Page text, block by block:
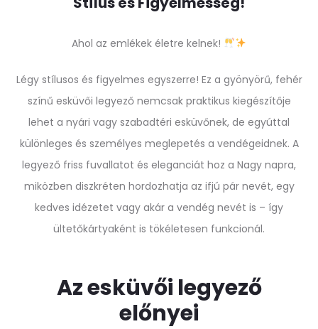
Ahol az emlékek életre kelnek!
Légy stílusos és figyelmes egyszerre! Ez a gyönyörű, fehér
színű esküvői legyező nemcsak praktikus kiegészítője
lehet a nyári vagy szabadtéri esküvőnek, de egyúttal
különleges és személyes meglepetés a vendégeidnek. A
legyező friss fuvallatot és eleganciát hoz a Nagy napra,
miközben diszkréten hordozhatja az ifjú pár nevét, egy
kedves idézetet vagy akár a vendég nevét is – így
ültetőkártyaként is tökéletesen funkcionál.
Az esküvői legyező
előnyei